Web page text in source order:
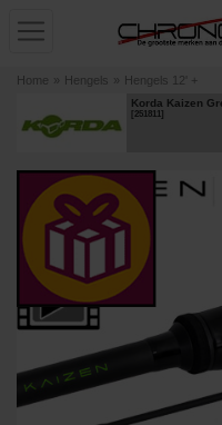
Home » Hengels » Hengels 12' +
Korda Kaizen
[251811]